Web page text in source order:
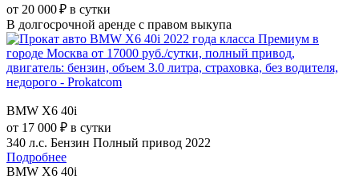
от 20 000 ₽ в сутки
В долгосрочной аренде с правом выкупа
BMW X6 40i
от 17 000 ₽ в сутки
340 л.с. Бензин Полный привод 2022
Подробнее
BMW X6 40i